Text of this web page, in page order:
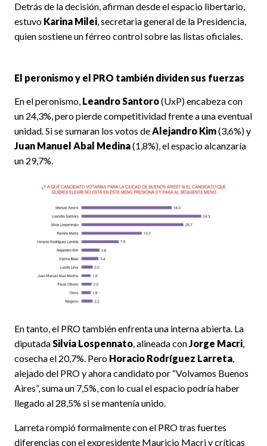
Detrás de la decisión, afirman desde el espacio libertario,
estuvo Karina Milei, secretaria general de la Presidencia,
quien sostiene un férreo control sobre las listas oficiales.
El peronismo y el PRO también dividen sus fuerzas
En el peronismo, Leandro Santoro(UxP) encabeza con
un 24,3%, pero pierde competitividad frente a una eventual
unidad. Si se sumaran los votos deAlejandro Kim(3,6%) y
Juan Manuel Abal Medina(1,8%), el espacio alcanzaría
un 29,7%.
En tanto, el PRO también enfrenta una interna abierta. La
diputada Silvia Lospennato , alineada con Jorge Macri
cosecha el 20,7%. Pero Horacio Rodríguez Larreta
alejado del PRO y ahora candidato por “Volvamos Buenos
Aires”, suma un 7,5%, con lo cual el espacio podría haber
llegado al 28,5% si se mantenía unido.
Larreta rompió formalmente con el PRO tras fuertes
diferencias con el expresidente Mauricio Macri y críticas